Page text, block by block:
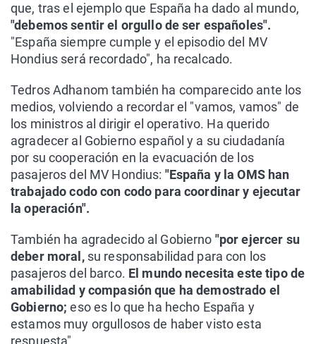
que, tras el ejemplo que España ha dado al mundo,
"debemos sentir el orgullo de ser españoles".
"España siempre cumple y el episodio del MV
Hondius será recordado", ha recalcado.
Tedros Adhanom también ha comparecido ante los
medios, volviendo a recordar el "vamos, vamos" de
los ministros al dirigir el operativo. Ha querido
agradecer al Gobierno español y a su ciudadanía
por su cooperación en la evacuación de los
pasajeros del MV Hondius: "España y la OMS han
trabajado codo con codo para coordinar y ejecutar
la operación".
También ha agradecido al Gobierno "por ejercer su
deber moral,su responsabilidad para con los
pasajeros del barco. El mundo necesita este tipo de
amabilidad y compasión que ha demostrado el
Gobierno; eso es lo que ha hecho España y
estamos muy orgullosos de haber visto esta
respuesta".